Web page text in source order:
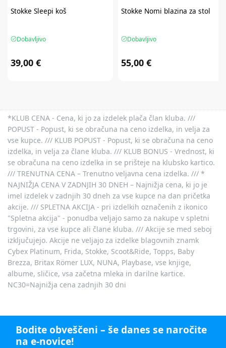
Stokke Sleepi koš
Dobavljivo
39,00 €
Stokke Nomi blazina za stol
Dobavljivo
55,00 €
*KLUB CENA - Cena, ki jo za izdelek plača član kluba. ///
POPUST - Popust, ki se obračuna na ceno izdelka, in velja za
vse kupce. /// KLUB POPUST - Popust, ki se obračuna na ceno
izdelka, in velja za člane kluba. /// KLUB BONUS - Vrednost, ki
se obračuna na ceno izdelka in se prišteje na klubsko kartico.
/// TRENUTNA CENA – Trenutno veljavna cena izdelka. /// *
NAJNIŽJA CENA V ZADNJIH 30 DNEH – Najnižja cena, ki jo je
imel izdelek v zadnjih 30 dneh za vse kupce na dan pričetka
akcije. /// SPLETNA AKCIJA - pri izdelkih označenih z ikonico
"Spletna akcija" - ponudba veljajo samo za nakupe v spletni
trgovini, za vse kupce ali člane kluba. /// Akcije se med seboj
izključujejo. Akcije ne veljajo za izdelke blagovnih znamk
Cybex Platinum, Frida, Stokke, Scoot&Ride, Topps, Baby
Brezza, Britax Römer LUX, NUNA, Playbase, vse knjige,
albume, sličice, vsa začetna mleka in darilne kartice.
NC30=Najnižja cena zadnjih 30 dni
Bodite obveščeni – še danes se naročite
na e-novice!